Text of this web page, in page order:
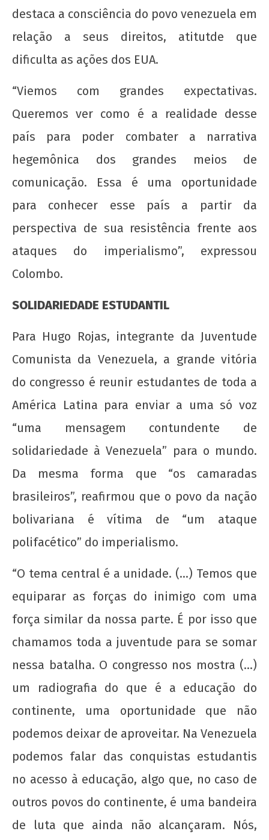
23
maio
de
2019
admin
destaca a consciência do povo venezuela em
relação a seus direitos, atitutde que
dificulta as ações dos EUA.
“Viemos com grandes expectativas.
Queremos ver como é a realidade desse
país para poder combater a narrativa
hegemônica dos grandes meios de
comunicação. Essa é uma oportunidade
para conhecer esse país a partir da
perspectiva de sua resistência frente aos
ataques do imperialismo”, expressou
Colombo.
SOLIDARIEDADE ESTUDANTIL
Para Hugo Rojas, integrante da Juventude
Comunista da Venezuela, a grande vitória
do congresso é reunir estudantes de toda a
América Latina para enviar a uma só voz
“uma mensagem contundente de
solidariedade à Venezuela” para o mundo.
Da mesma forma que “os camaradas
brasileiros”, reafirmou que o povo da nação
bolivariana é vítima de “um ataque
polifacético” do imperialismo.
“O tema central é a unidade. (…) Temos que
equiparar as forças do inimigo com uma
força similar da nossa parte. É por isso que
chamamos toda a juventude para se somar
nessa batalha. O congresso nos mostra (…)
um radiografia do que é a educação do
continente, uma oportunidade que não
podemos deixar de aproveitar. Na Venezuela
podemos falar das conquistas estudantis
no acesso à educação, algo que, no caso de
outros povos do continente, é uma bandeira
de luta que ainda não alcançaram. Nós,